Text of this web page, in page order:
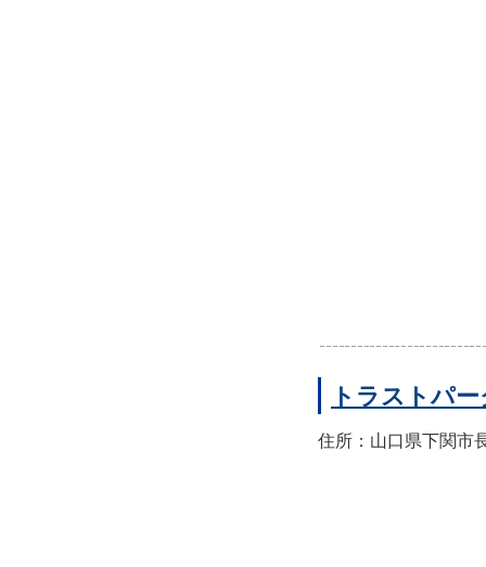
トラストパ
住所：山口県下関市